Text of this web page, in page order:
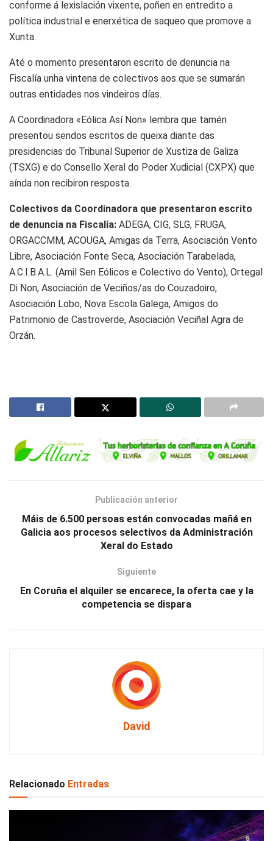
conforme á lexislación vixente, poñen en entredito a
política industrial e enerxética de saqueo que promove a
Xunta.
Até o momento presentaron escrito de denuncia na
Fiscalía unha vintena de colectivos aos que se sumarán
outras entidades nos vindeiros días.
A Coordinadora «Eólica Así Non» lembra que tamén
presentou sendos escritos de queixa diante das
presidencias do Tribunal Superior de Xustiza de Galiza
(TSXG) e do Consello Xeral do Poder Xudicial (CXPX) que
aínda non recibiron resposta.
Colectivos da Coordinadora que presentaron escrito
de denuncia na Fiscalía: ADEGA, CIG, SLG, FRUGA,
ORGACCMM, ACOUGA, Amigas da Terra, Asociación Vento
Libre, Asociación Fonte Seca, Asociación Tarabelada,
A.C.I.B.A.L. (Amil Sen Eólicos e Colectivo do Vento), Ortegal
Di Non, Asociación de Veciños/as do Couzadoiro,
Asociación Lobo, Nova Escola Galega, Amigos do
Patrimonio de Castroverde, Asociación Veciñal Agra de
Orzán.
Publicación anterior
Máis de 6.500 persoas están convocadas mañá en
Galicia aos procesos selectivos da Administración
Xeral do Estado
Siguiente
En Coruña el alquiler se encarece, la oferta cae y la
competencia se dispara
David
Relacionado Entradas